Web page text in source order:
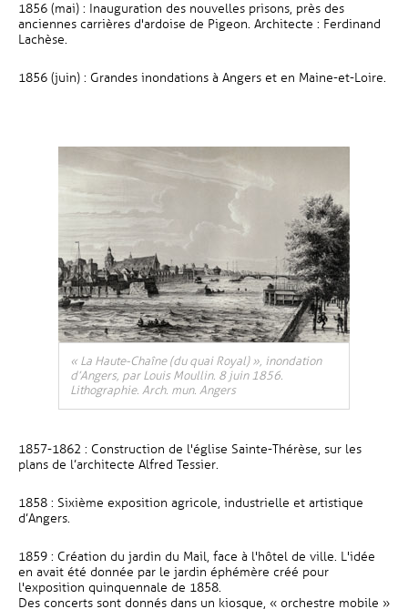
1856 (mai) : Inauguration des nouvelles prisons, près des
anciennes carrières d'ardoise de Pigeon. Architecte : Ferdinand
Lachèse.
1856 (juin) : Grandes inondations à Angers et en Maine-et-Loire.
« La Haute-Chaîne (du quai Royal) », inondation
d’Angers, par Louis Moullin. 8 juin 1856.
Lithographie. Arch. mun. Angers
1857-1862 : Construction de l'église Sainte-Thérèse, sur les
plans de l’architecte Alfred Tessier.
1858 : Sixième exposition agricole, industrielle et artistique
d’Angers.
1859 : Création du jardin du Mail, face à l'hôtel de ville. L'idée
en avait été donnée par le jardin éphémère créé pour
l'exposition quinquennale de 1858.
Des concerts sont donnés dans un kiosque, « orchestre mobile »